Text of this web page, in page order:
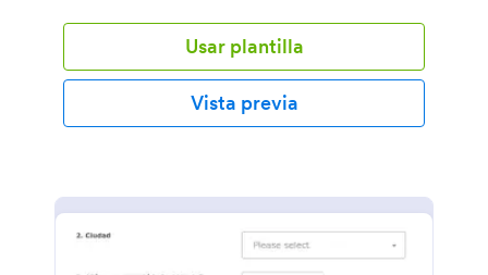
Usar plantilla
Vista previa